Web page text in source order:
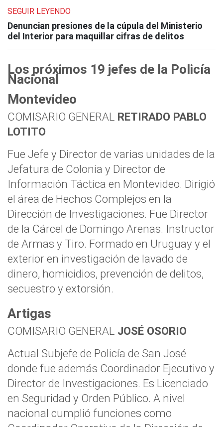
SEGUIR LEYENDO
Denuncian presiones de la cúpula del Ministerio
del Interior para maquillar cifras de delitos
Los próximos 19 jefes de la Policía
Nacional
Montevideo
COMISARIO GENERAL RETIRADO PABLO
LOTITO
Fue Jefe y Director de varias unidades de la
Jefatura de Colonia y Director de
Información Táctica en Montevideo. Dirigió
el área de Hechos Complejos en la
Dirección de Investigaciones. Fue Director
de la Cárcel de Domingo Arenas. Instructor
de Armas y Tiro. Formado en Uruguay y el
exterior en investigación de lavado de
dinero, homicidios, prevención de delitos,
secuestro y extorsión.
Artigas
COMISARIO GENERAL JOSÉ OSORIO
Actual Subjefe de Policía de San José
donde fue además Coordinador Ejecutivo y
Director de Investigaciones. Es Licenciado
en Seguridad y Orden Público. A nivel
nacional cumplió funciones como